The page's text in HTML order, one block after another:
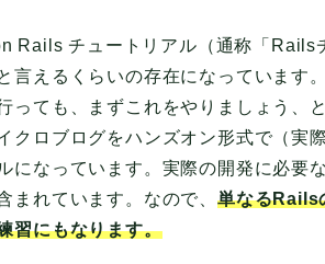
Rails チュートリアル（通称「
言えるくらいの存在になっています
っても、まずこれをやりましょう、
クロブログをハンズオン形式で（実
になっています。実際の開発に必要
まれています。なので、 単なるRails
習にもなります。